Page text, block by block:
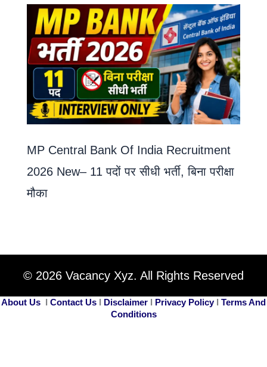
MP Central Bank Of India Recruitment
2026 New– 11 पदों पर सीधी भर्ती, बिना परीक्षा
मौका
© 2026 Vacancy Xyz. All Rights Reserved
About Us I Contact Us I Disclaimer I Privacy PolicyI Terms And
Conditions